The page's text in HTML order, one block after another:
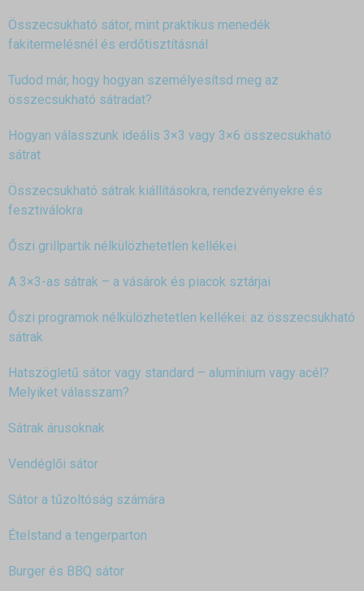
Összecsukható sátor, mint praktikus menedék
fakitermelésnél és erdőtisztításnál
Tudod már, hogy hogyan személyesítsd meg az
összecsukható sátradat?
Hogyan válasszunk ideális 3×3 vagy 3×6 összecsukható
sátrat
Összecsukható sátrak kiállításokra, rendezvényekre és
fesztiválokra
Őszi grillpartik nélkülözhetetlen kellékei
A 3×3-as sátrak – a vásárok és piacok sztárjai
Őszi programok nélkülözhetetlen kellékei: az összecsukható
sátrak
Hatszögletű sátor vagy standard – alumínium vagy acél?
Melyiket válasszam?
Sátrak árusoknak
Vendéglői sátor
Sátor a tűzoltóság számára
Ételstand a tengerparton
Burger és BBQ sátor